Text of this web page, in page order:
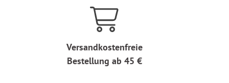
Versandkostenfreie
Bestellung ab 45 €